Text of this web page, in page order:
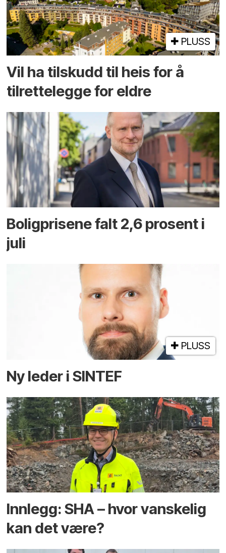
PLUSS
Vil ha tilskudd til heis for å
tilrettelegge for eldre
Boligprisene falt 2,6 prosent i
juli
PLUSS
Ny leder i SINTEF
Innlegg: SHA – hvor vanskelig
kan det være?